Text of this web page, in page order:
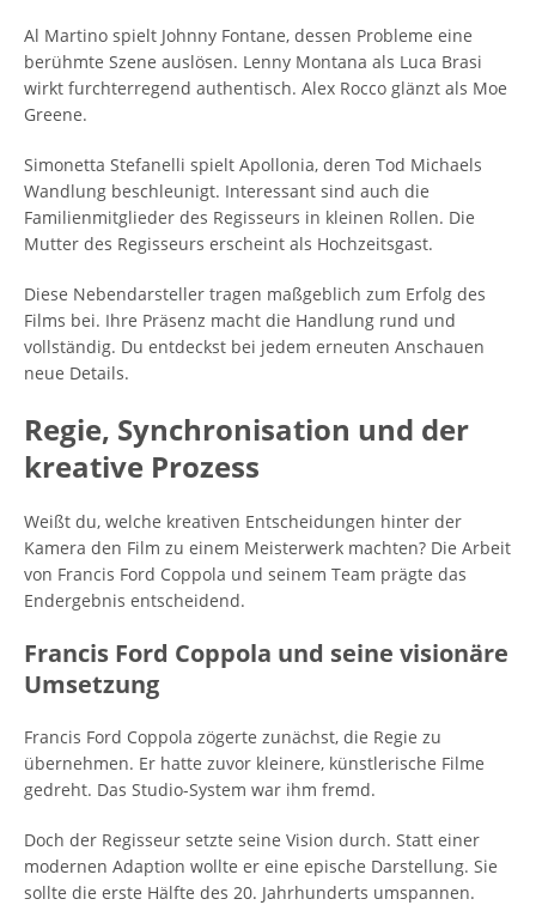
Al Martino spielt Johnny Fontane, dessen Probleme eine
berühmte Szene auslösen. Lenny Montana als Luca Brasi
wirkt furchterregend authentisch. Alex Rocco glänzt als Moe
Greene.
Simonetta Stefanelli spielt Apollonia, deren Tod Michaels
Wandlung beschleunigt. Interessant sind auch die
Familienmitglieder des Regisseurs in kleinen Rollen. Die
Mutter des Regisseurs erscheint als Hochzeitsgast.
Diese Nebendarsteller tragen maßgeblich zum Erfolg des
Films bei. Ihre Präsenz macht die Handlung rund und
vollständig. Du entdeckst bei jedem erneuten Anschauen
neue Details.
Regie, Synchronisation und der
kreative Prozess
Weißt du, welche kreativen Entscheidungen hinter der
Kamera den Film zu einem Meisterwerk machten? Die Arbeit
von Francis Ford Coppola und seinem Team prägte das
Endergebnis entscheidend.
Francis Ford Coppola und seine visionäre
Umsetzung
Francis Ford Coppola zögerte zunächst, die Regie zu
übernehmen. Er hatte zuvor kleinere, künstlerische Filme
gedreht. Das Studio-System war ihm fremd.
Doch der Regisseur setzte seine Vision durch. Statt einer
modernen Adaption wollte er eine epische Darstellung. Sie
sollte die erste Hälfte des 20. Jahrhunderts umspannen.